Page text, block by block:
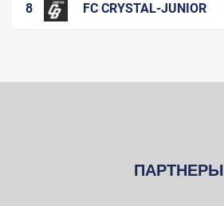
8 FC CRYSTAL-JUNIOR
ПАРТНЕРЫ